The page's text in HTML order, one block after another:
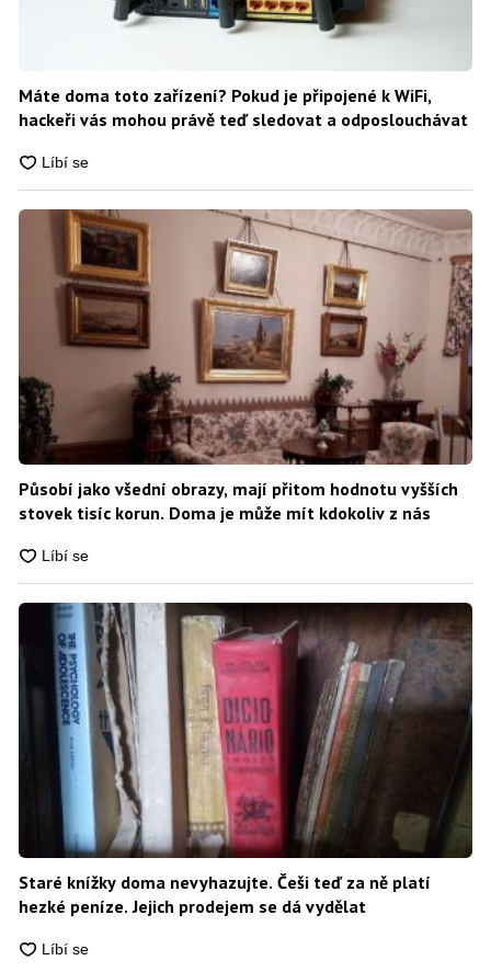
Máte doma toto zařízení? Pokud je připojené k WiFi,
hackeři vás mohou právě teď sledovat a odposlouchávat
Působí jako všední obrazy, mají přitom hodnotu vyšších
stovek tisíc korun. Doma je může mít kdokoliv z nás
Staré knížky doma nevyhazujte. Češi teď za ně platí
hezké peníze. Jejich prodejem se dá vydělat